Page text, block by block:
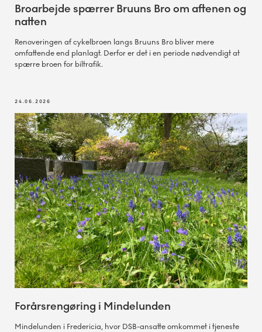
Broarbejde spærrer Bruuns Bro om aftenen og
natten
Renoveringen af cykelbroen langs Bruuns Bro bliver mere
omfattende end planlagt. Derfor er det i en periode nødvendigt at
spærre broen for biltrafik.
24.06.2026
Forårsrengøring i Mindelunden
Mindelunden i Fredericia, hvor DSB-ansatte omkommet i tjeneste